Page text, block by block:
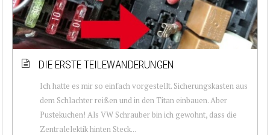
DIE ERSTE TEILEWANDERUNGEN
Ich hatte es mir so einfach vorgestellt. Sicherungskasten aus
dem Schlachter reißen und in den Titan einbauen. Aber
Pustekuchen! Als VW Schrauber bin ich gewohnt, dass die
Zentralelektik hinten Steck...